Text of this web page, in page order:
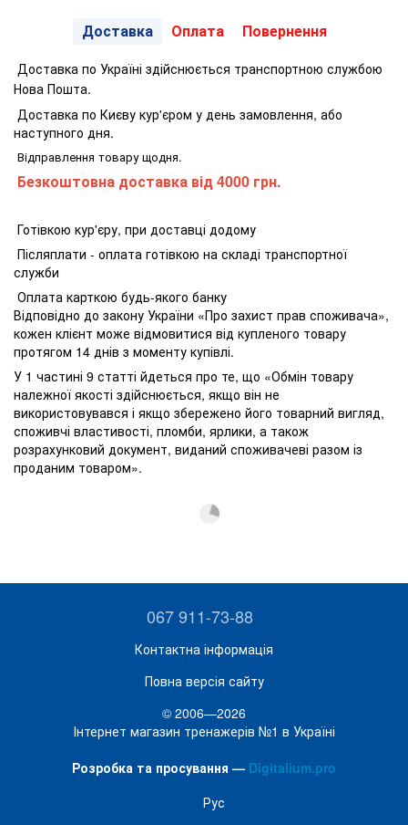
Доставка Оплата Повернення
Доставка по Україні здійснюється транспортною службою
Нова Пошта.
Доставка по Києву кур'єром у день замовлення, або
наступного дня.
Відправлення товару щодня.
Безкоштовна доставка від 4000 грн.
Готівкою кур'єру, при доставці додому
Післяплати - оплата готівкою на складі транспортної
служби
Оплата карткою будь-якого банку
Відповідно до закону України «Про захист прав споживача»,
кожен клієнт може відмовитися від купленого товару
протягом 14 днів з моменту купівлі.
У 1 частині 9 статті йдеться про те, що «Обмін товару
належної якості здійснюється, якщо він не
використовувався і якщо збережено його товарний вигляд,
споживчі властивості, пломби, ярлики, а також
розрахунковий документ, виданий споживачеві разом із
проданим товаром».
067 911-73-88
Контактна інформація
Повна версія сайту
© 2006—2026
Інтернет магазин тренажерів №1 в Україні
Розробка та просування — Digitalium.pro
Рус